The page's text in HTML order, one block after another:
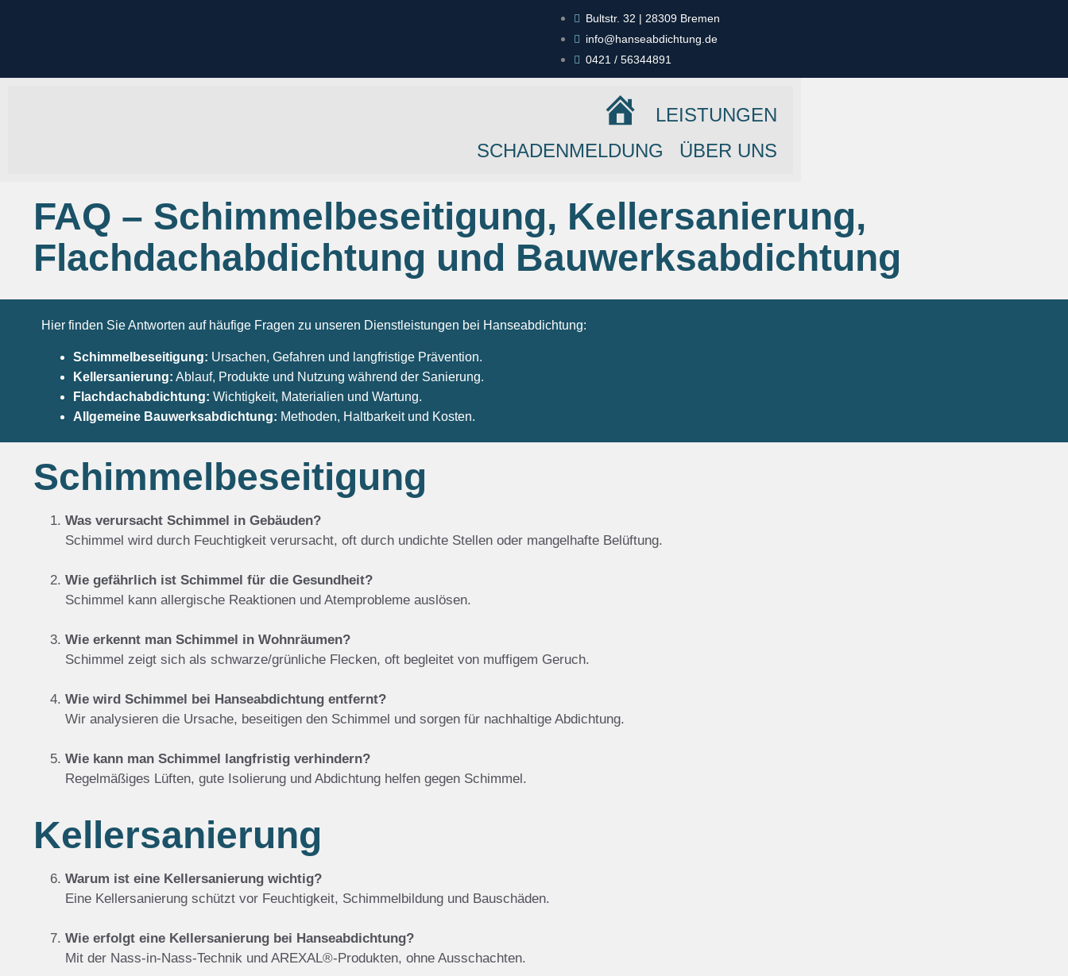
Bultstr. 32 | 28309 Bremen
info@hanseabdichtung.de
0421 / 56344891
STARTLEISTUNGEN
SCHADENMELDUNG
ÜBER UNS
FAQ – Schimmelbeseitigung, Kellersanierung,
Flachdachabdichtung und Bauwerksabdichtung
Hier finden Sie Antworten auf häufige Fragen zu unseren Dienstleistungen bei Hanseabdichtung:
Schimmelbeseitigung: Ursachen, Gefahren und langfristige Prävention.
Kellersanierung: Ablauf, Produkte und Nutzung während der Sanierung.
Flachdachabdichtung: Wichtigkeit, Materialien und Wartung.
Allgemeine Bauwerksabdichtung: Methoden, Haltbarkeit und Kosten.
Schimmelbeseitigung
Was verursacht Schimmel in Gebäuden?
Schimmel wird durch Feuchtigkeit verursacht, oft durch undichte Stellen oder mangelhafte Belüftung.
Wie gefährlich ist Schimmel für die Gesundheit?
Schimmel kann allergische Reaktionen und Atemprobleme auslösen.
Wie erkennt man Schimmel in Wohnräumen?
Schimmel zeigt sich als schwarze/grünliche Flecken, oft begleitet von muffigem Geruch.
Wie wird Schimmel bei Hanseabdichtung entfernt?
Wir analysieren die Ursache, beseitigen den Schimmel und sorgen für nachhaltige Abdichtung.
Wie kann man Schimmel langfristig verhindern?
Regelmäßiges Lüften, gute Isolierung und Abdichtung helfen gegen Schimmel.
Kellersanierung
Warum ist eine Kellersanierung wichtig?
Eine Kellersanierung schützt vor Feuchtigkeit, Schimmelbildung und Bauschäden.
Wie erfolgt eine Kellersanierung bei Hanseabdichtung?
Mit der Nass-in-Nass-Technik und AREXAL®-Produkten, ohne Ausschachten.